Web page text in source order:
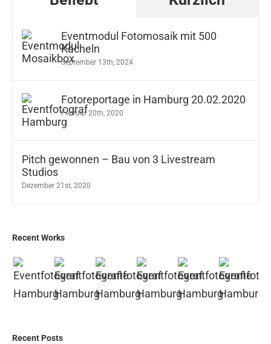
Eventmodul Fotomosaik mit 500
Kacheln
September 13th, 2024
Fotoreportage in Hamburg 20.02.2020
Februar 20th, 2020
Pitch gewonnen – Bau von 3 Livestream
Studios
Dezember 21st, 2020
Recent Works
Recent Posts